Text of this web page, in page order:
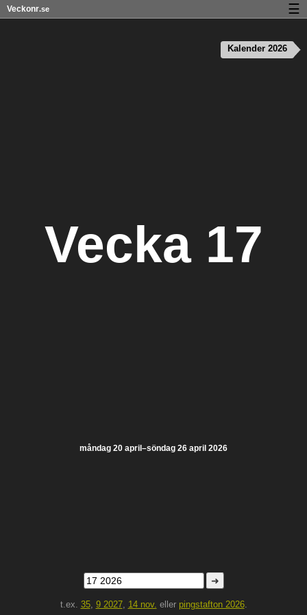
Vecka 17
måndag 20 april–söndag 26 april 2026
➜
t.ex. 35, 9 2027, 14 nov. eller pingstafton 2026.
Kalender 2026
Veckonr.se ☰